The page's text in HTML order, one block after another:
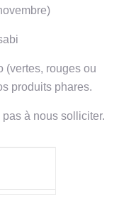
(vertes, rouges ou
produits phares.
à nous solliciter.